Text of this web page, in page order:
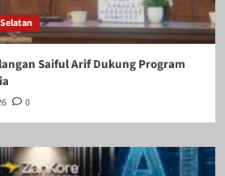
Saiful Arif Dukung Program
0